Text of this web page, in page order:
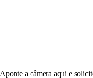
Aponte a câmera aqui e